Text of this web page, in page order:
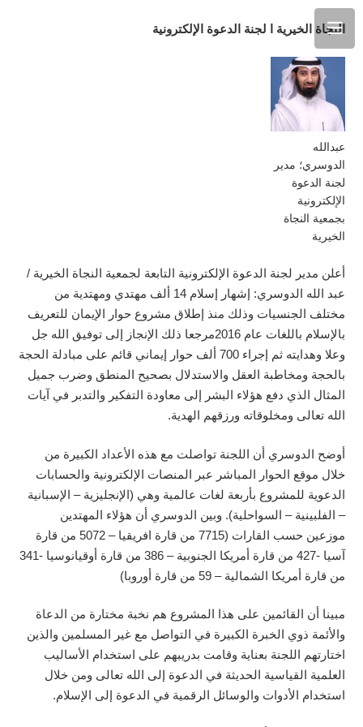
النجاة الخيرية ا لجنة الدعوة الإلكترونية
عبدالله
الدوسري؛ مدير
لجنة الدعوة
الإلكترونية
بجمعية النجاة
الخيرية
أعلن مدير لجنة الدعوة الإلكترونية التابعة لجمعية النجاة الخيرية /
عبد الله الدوسري: إشهار إسلام 14 ألف مهتدي ومهتدية من
مختلف الجنسيات وذلك منذ إطلاق مشروع حوار الإيمان للتعريف
بالإسلام باللغات عام 2016مرجعا ذلك الإنجاز إلى توفيق الله جل
وعلا وهدايته ثم إجراء 700 ألف حوار إيماني قائم على مبادلة الحجة
بالحجة ومخاطبة العقل والاستدلال بصحيح المنطق وضرب جميل
المثال الذي دفع هؤلاء البشر إلى معاودة التفكير والتدبر في آيات
الله تعالى ومخلوقاته ورزقهم الهدية.
أوضح الدوسري أن اللجنة تواصلت مع هذه الأعداد الكبيرة من
خلال موقع الحوار المباشر عبر المنصات الإلكترونية والحسابات
الدعوية للمشروع بأربعة لغات عالمية وهي (الإنجليزية – الإسبانية
– الفلبينية – السواحلية). وبين الدوسري أن هؤلاء المهتدين
موزعين حسب القارات (7715 من قارة افريقيا – 5072 من قارة
آسيا -427 من قارة أمريكا الجنوبية – 386 من قارة أوقيانوسيا -341
من قارة أمريكا الشمالية – 59 من قارة أوروبا)
مبينا أن القائمين على هذا المشروع هم نخبة مختارة من الدعاة
والأئمة ذوي الخبرة الكبيرة في التواصل مع غير المسلمين والذين
اختارتهم اللجنة بعناية وقامت بدريبهم على استخدام الأساليب
العلمية القياسية الحديثة في الدعوة إلى الله تعالى ومن خلال
استخدام الأدوات والوسائل الرقمية في الدعوة إلى الإسلام.